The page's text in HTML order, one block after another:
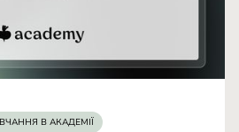
В АКАДЕМІЇ